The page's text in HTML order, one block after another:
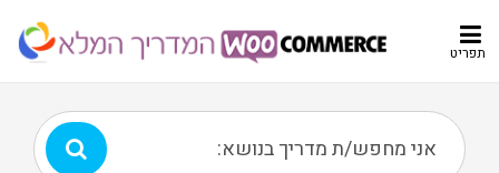
תפריט